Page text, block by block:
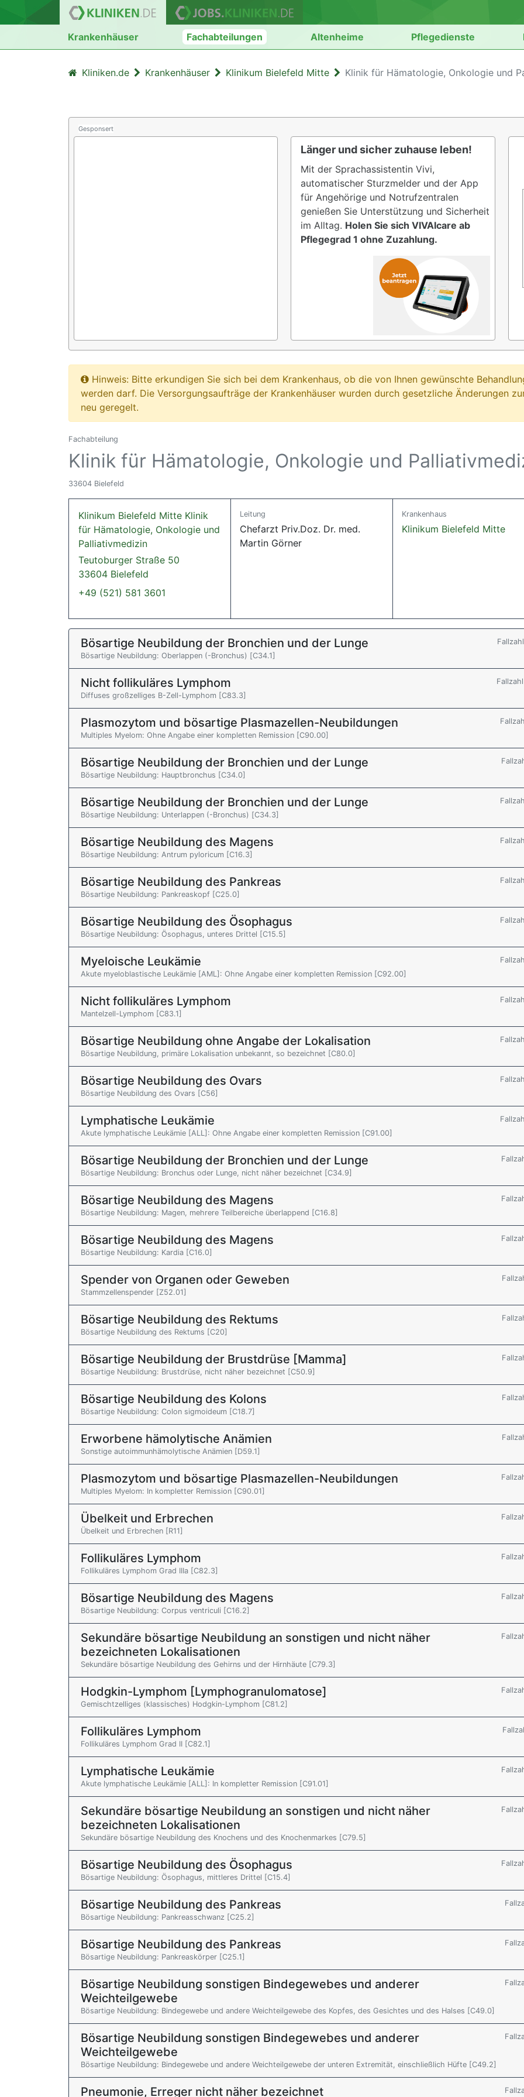
Krankenhäuser Fachabteilungen Altenheime Pflegedienste
Kliniken.de Krankenhäuser Klinikum Bielefeld Mitte Klinik für Hämatologie, Onkologie und
Gesponsert
Länger und sicher zuhause leben!
Mit der Sprachassistentin Vivi,
automatischer Sturzmelder und der App
für Angehörige und Notrufzentralen
genießen Sie Unterstützung und Sicherheit
im Alltag. Holen Sie sich VIVAIcare ab
Pflegegrad 1 ohne Zuzahlung.
Hinweis: Bitte erkundigen Sie sich bei dem Krankenhaus, ob die von Ihnen gewünschte
werden darf. Die Versorgungsaufträge der Krankenhäuser wurden durch gesetzliche Änderungen
neu geregelt.
Fachabteilung
Klinik für Hämatologie, Onkologie und
33604 Bielefeld
Klinikum Bielefeld Mitte Klinik
für Hämatologie, Onkologie und
Palliativmedizin
Teutoburger Straße 50
33604 Bielefeld
+49 (521) 581 3601
Leitung
Chefarzt Priv.Doz. Dr. med.
Martin Görner
Krankenhaus
Klinikum Bielefeld Mitte
Bösartige Neubildung der Bronchien und der Lunge
Bösartige Neubildung: Oberlappen (-Bronchus) [C34.1]
Nicht follikuläres Lymphom
Diffuses großzelliges B-Zell-Lymphom [C83.3]
Plasmozytom und bösartige Plasmazellen-Neubildungen
Multiples Myelom: Ohne Angabe einer kompletten Remission [C90.00]
Bösartige Neubildung der Bronchien und der Lunge
Bösartige Neubildung: Hauptbronchus [C34.0]
Bösartige Neubildung der Bronchien und der Lunge
Bösartige Neubildung: Unterlappen (-Bronchus) [C34.3]
Bösartige Neubildung des Magens
Bösartige Neubildung: Antrum pyloricum [C16.3]
Bösartige Neubildung des Pankreas
Bösartige Neubildung: Pankreaskopf [C25.0]
Bösartige Neubildung des Ösophagus
Bösartige Neubildung: Ösophagus, unteres Drittel [C15.5]
Myeloische Leukämie
Akute myeloblastische Leukämie [AML]: Ohne Angabe einer kompletten Remission [C92.00]
Nicht follikuläres Lymphom
Mantelzell-Lymphom [C83.1]
Bösartige Neubildung ohne Angabe der Lokalisation
Bösartige Neubildung, primäre Lokalisation unbekannt, so bezeichnet [C80.0]
Bösartige Neubildung des Ovars
Bösartige Neubildung des Ovars [C56]
Lymphatische Leukämie
Akute lymphatische Leukämie [ALL]: Ohne Angabe einer kompletten Remission [C91.00]
Bösartige Neubildung der Bronchien und der Lunge
Bösartige Neubildung: Bronchus oder Lunge, nicht näher bezeichnet [C34.9]
Bösartige Neubildung des Magens
Bösartige Neubildung: Magen, mehrere Teilbereiche überlappend [C16.8]
Bösartige Neubildung des Magens
Bösartige Neubildung: Kardia [C16.0]
Spender von Organen oder Geweben
Stammzellenspender [Z52.01]
Bösartige Neubildung des Rektums
Bösartige Neubildung des Rektums [C20]
Bösartige Neubildung der Brustdrüse [Mamma]
Bösartige Neubildung: Brustdrüse, nicht näher bezeichnet [C50.9]
Bösartige Neubildung des Kolons
Bösartige Neubildung: Colon sigmoideum [C18.7]
Erworbene hämolytische Anämien
Sonstige autoimmunhämolytische Anämien [D59.1]
Plasmozytom und bösartige Plasmazellen-Neubildungen
Multiples Myelom: In kompletter Remission [C90.01]
Übelkeit und Erbrechen
Übelkeit und Erbrechen [R11]
Follikuläres Lymphom
Follikuläres Lymphom Grad IIIa [C82.3]
Bösartige Neubildung des Magens
Bösartige Neubildung: Corpus ventriculi [C16.2]
Sekundäre bösartige Neubildung an sonstigen und nicht näher
bezeichneten Lokalisationen
Sekundäre bösartige Neubildung des Gehirns und der Hirnhäute [C79.3]
Hodgkin-Lymphom [Lymphogranulomatose]
Gemischtzelliges (klassisches) Hodgkin-Lymphom [C81.2]
Follikuläres Lymphom
Follikuläres Lymphom Grad II [C82.1]
Lymphatische Leukämie
Akute lymphatische Leukämie [ALL]: In kompletter Remission [C91.01]
Sekundäre bösartige Neubildung an sonstigen und nicht näher
bezeichneten Lokalisationen
Sekundäre bösartige Neubildung des Knochens und des Knochenmarkes [C79.5]
Bösartige Neubildung des Ösophagus
Bösartige Neubildung: Ösophagus, mittleres Drittel [C15.4]
Bösartige Neubildung des Pankreas
Bösartige Neubildung: Pankreasschwanz [C25.2]
Bösartige Neubildung des Pankreas
Bösartige Neubildung: Pankreaskörper [C25.1]
Bösartige Neubildung sonstigen Bindegewebes und anderer
Weichteilgewebe
Bösartige Neubildung: Bindegewebe und andere Weichteilgewebe des Kopfes, des Gesichtes und des Halses [C49.0]
Bösartige Neubildung sonstigen Bindegewebes und anderer
Weichteilgewebe
Bösartige Neubildung: Bindegewebe und andere Weichteilgewebe der unteren Extremität, einschließlich Hüfte [C49.2]
Pneumonie, Erreger nicht näher bezeichnet